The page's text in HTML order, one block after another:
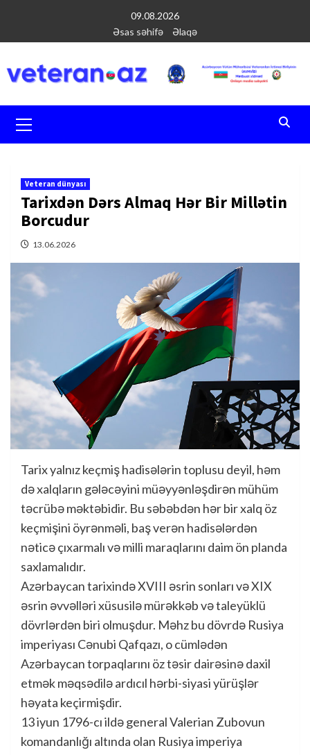
содержимому
09.08.2026
Əsas səhifə
Əlaqə
меню
Veteran dünyası
Tarixdən Dərs Almaq Hər Bir Millətin
Borcudur
13.06.2026
Tarix yalnız keçmiş hadisələrin toplusu deyil, həm
də xalqların gələcəyini müəyyənləşdirən mühüm
təcrübə məktəbidir. Bu səbəbdən hər bir xalq öz
keçmişini öyrənməli, baş verən hadisələrdən
nəticə çıxarmalı və milli maraqlarını daim ön planda
saxlamalıdır.
Azərbaycan tarixində XVIII əsrin sonları və XIX
əsrin əvvəlləri xüsusilə mürəkkəb və taleyüklü
dövrlərdən biri olmuşdur. Məhz bu dövrdə Rusiya
imperiyası Cənubi Qafqazı, o cümlədən
Azərbaycan torpaqlarını öz təsir dairəsinə daxil
etmək məqsədilə ardıcıl hərbi-siyasi yürüşlər
həyata keçirmişdir.
13 iyun 1796-cı ildə general Valerian Zubovun
komandanlığı altında olan Rusiya imperiya